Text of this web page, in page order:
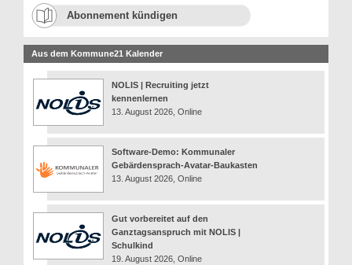
Abonnement kündigen
Aus dem Kommune21 Kalender
NOLIS | Recruiting jetzt
kennenlernen
13. August 2026, Online
Software-Demo: Kommunaler
Gebärdensprach-Avatar-Baukasten
13. August 2026, Online
Gut vorbereitet auf den
Ganztagsanspruch mit NOLIS |
Schulkind
19. August 2026, Online